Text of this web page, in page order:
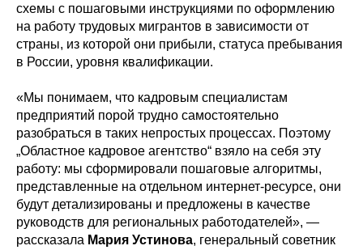
схемы с пошаговыми инструкциями по оформлению
на работу трудовых мигрантов в зависимости от
страны, из которой они прибыли, статуса пребывания
в России, уровня квалификации.
«Мы понимаем, что кадровым специалистам
предприятий порой трудно самостоятельно
разобраться в таких непростых процессах. Поэтому
„Областное кадровое агентство“ взяло на себя эту
работу: мы сформировали пошаговые алгоритмы,
представленные на отдельном интернет-ресурсе, они
будут детализированы и предложены в качестве
руководств для региональных работодателей», —
рассказала Мария Устинова, генеральный советник